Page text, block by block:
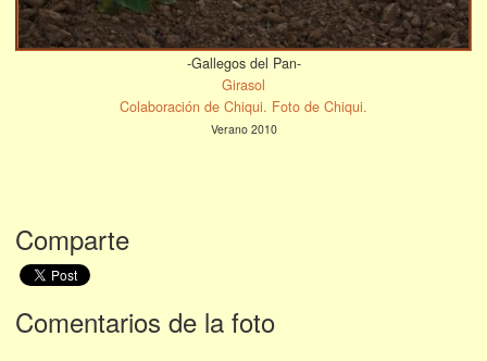
-Gallegos del Pan-
Girasol
Colaboración de Chiqui. Foto de Chiqui.
Verano 2010
Comparte
Comentarios de la foto